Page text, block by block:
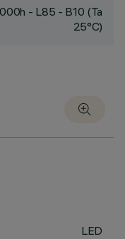
- L85 - B10 (Ta
25°C)
LED